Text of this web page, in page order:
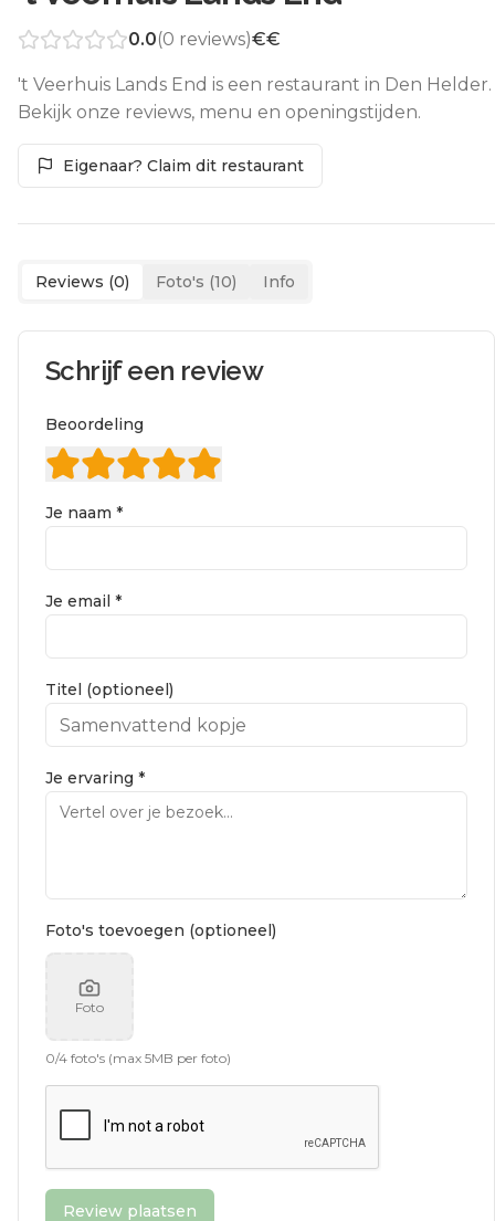
0.0(0 reviews)€€
't Veerhuis Lands End is een restaurant in Den Helder.
Bekijk onze reviews, menu en openingstijden.
Eigenaar? Claim dit restaurant
Reviews (0) Foto's (10) Info
Schrijf een review
Beoordeling
Je naam *
Je email *
Titel (optioneel)
Je ervaring *
Foto's toevoegen (optioneel)
Foto
0/4 foto's (max 5MB per foto)
Review plaatsen